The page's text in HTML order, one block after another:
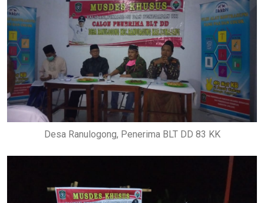
Desa Ranulogong, Penerima BLT DD 83 KK